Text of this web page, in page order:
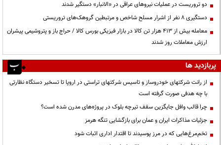
دو تروریست در عملیات نیروهای عراقی در «الانبار» دستگیر شدند
دستگیری ۸ نفر از اشرار مسلح شاخص و مرتبطین گروهک‌های تروریستی
معامله بیش از ۴۱۳ هزار تن کالا در بازار فیزیکی بورس کالا / حراج باز و پتروشیمی پیشران
ارزش معاملات روز شدند
پربازدید ها
از رانت‌ شرکتهای خودروساز و تاسیس شرکتهای تراستی در اروپا تا تسخیر دستگاه نظارتی
با چه هدفی صورت گرفته است
چرا قالب وافل جایگزین سقف تیرچه بلوک در پروژه‌های مدرن شده است؟
جزئیات مذاکرات ایران و عمان برای بازگشایی تنگه هرمز
تخم‌مرغ‌هایی که در مرز پوسیدند تا اقتدار اداری اثبات شود